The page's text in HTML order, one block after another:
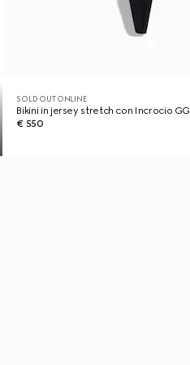
SOLD OUT ONLINE
Bikini in jersey stretch con Incrocio GG
€ 550